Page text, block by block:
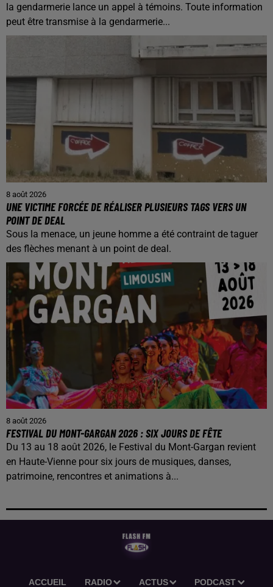
la gendarmerie lance un appel à témoins. Toute information
peut être transmise à la gendarmerie...
8 août 2026
UNE VICTIME FORCÉE DE RÉALISER PLUSIEURS TAGS VERS UN
POINT DE DEAL
Sous la menace, un jeune homme a été contraint de taguer
des flèches menant à un point de deal.
8 août 2026
FESTIVAL DU MONT-GARGAN 2026 : SIX JOURS DE FÊTE
Du 13 au 18 août 2026, le Festival du Mont-Gargan revient
en Haute-Vienne pour six jours de musiques, danses,
patrimoine, rencontres et animations à...
ACCUEIL RADIO ACTUS PODCAST